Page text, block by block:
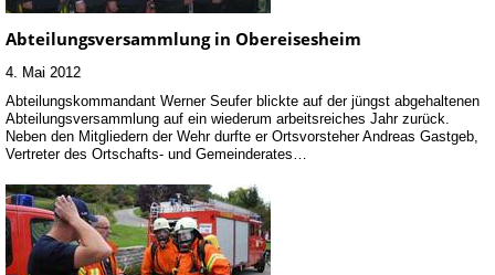
Abteilungsversammlung in Obereisesheim
4. Mai 2012
Abteilungskommandant Werner Seufer blickte auf der jüngst abgehaltenen
Abteilungsversammlung auf ein wiederum arbeitsreiches Jahr zurück.
Neben den Mitgliedern der Wehr durfte er Ortsvorsteher Andreas Gastgeb,
Vertreter des Ortschafts- und Gemeinderates…